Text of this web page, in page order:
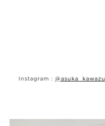
Instagram :@asuka_kawazu